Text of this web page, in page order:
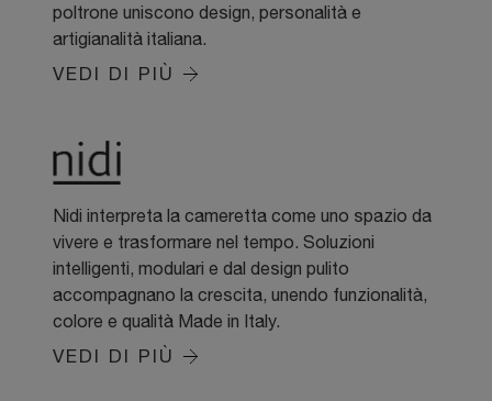
poltrone uniscono design, personalità e
artigianalità italiana.
VEDI DI PIÙ
Nidi interpreta la cameretta come uno spazio da
vivere e trasformare nel tempo. Soluzioni
intelligenti, modulari e dal design pulito
accompagnano la crescita, unendo funzionalità,
colore e qualità Made in Italy.
VEDI DI PIÙ